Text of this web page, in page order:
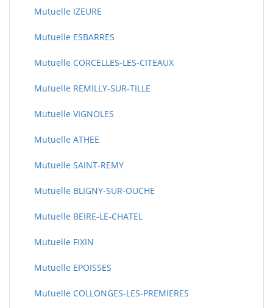
Mutuelle IZEURE
Mutuelle ESBARRES
Mutuelle CORCELLES-LES-CITEAUX
Mutuelle REMILLY-SUR-TILLE
Mutuelle VIGNOLES
Mutuelle ATHEE
Mutuelle SAINT-REMY
Mutuelle BLIGNY-SUR-OUCHE
Mutuelle BEIRE-LE-CHATEL
Mutuelle FIXIN
Mutuelle EPOISSES
Mutuelle COLLONGES-LES-PREMIERES